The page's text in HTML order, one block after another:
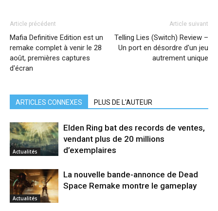
Article précédent
Mafia Definitive Edition est un
remake complet à venir le 28
août, premières captures
d'écran
Article suivant
Telling Lies (Switch) Review –
Un port en désordre d'un jeu
autrement unique
ARTICLES CONNEXES PLUS DE L'AUTEUR
Actualités
Elden Ring bat des records de ventes,
vendant plus de 20 millions
d’exemplaires
Actualités
La nouvelle bande-annonce de Dead
Space Remake montre le gameplay